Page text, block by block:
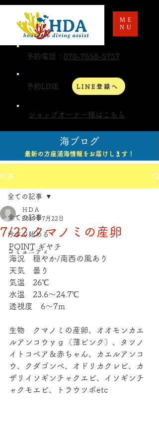
予約電話： 070-7658-5757
予約LINE LINE登録へ
ショップオーナー様はこちら
ME
NU
海ブログ
最新の方座浦海情報をお届けします！
記事
全ての記事
今すぐ始める
コミュニティ
全ての記事
7/22 クマノミの産卵
ＨＤＡ
2019年7月22日
POINT ギヤチ
海況　穏やか/南西の風あり
天気　曇り
気温　26℃
水温　23.6～24.7℃
透視度　6～7ｍ
生物　クマノミの産卵、オオモンカエ
ルアンコウｙｇ（薄ピンク）、タツノ
イトコペア＆赤ちゃん、カエルアンコ
ウ、クダゴンベ、オドリカクレビ、カ
ザリイソギンチャクエビ、イソギンチ
ャクモエビ、トラウツボetc